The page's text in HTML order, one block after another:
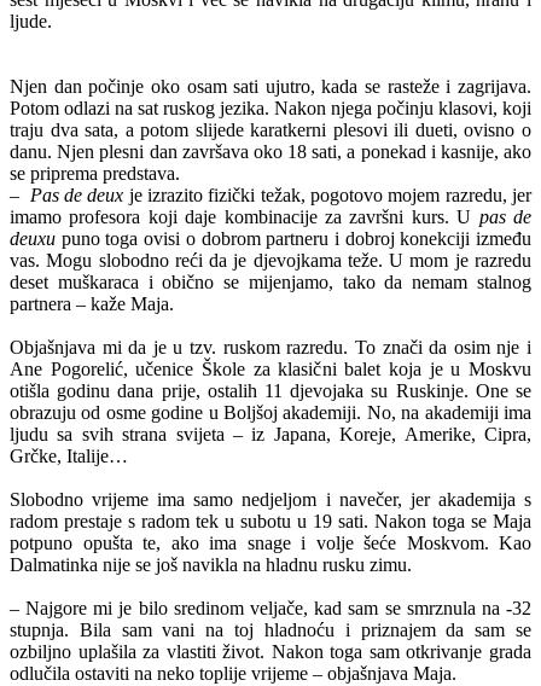
ljude.
Njen dan počinje oko osam sati ujutro, kada se rasteže i zagrijava.
Potom odlazi na sat ruskog jezika. Nakon njega počinju klasovi, koji
traju dva sata, a potom slijede karatkerni plesovi ili dueti, ovisno o
danu. Njen plesni dan završava oko 18 sati, a ponekad i kasnije, ako
se priprema predstava.
– Pas de deux je izrazito fizički težak, pogotovo mojem razredu, jer
imamo profesora koji daje kombinacije za završni kurs. U pas de
deuxu puno toga ovisi o dobrom partneru i dobroj konekciji između
vas. Mogu slobodno reći da je djevojkama teže. U mom je razredu
deset muškaraca i obično se mijenjamo, tako da nemam stalnog
partnera – kaže Maja.
Objašnjava mi da je u tzv. ruskom razredu. To znači da osim nje i
Ane Pogorelić, učenice Škole za klasični balet koja je u Moskvu
otišla godinu dana prije, ostalih 11 djevojaka su Ruskinje. One se
obrazuju od osme godine u Boljšoj akademiji. No, na akademiji ima
ljudu sa svih strana svijeta – iz Japana, Koreje, Amerike, Cipra,
Grčke, Italije…
Slobodno vrijeme ima samo nedjeljom i navečer, jer akademija s
radom prestaje s radom tek u subotu u 19 sati. Nakon toga se Maja
potpuno opušta te, ako ima snage i volje šeće Moskvom. Kao
Dalmatinka nije se još navikla na hladnu rusku zimu.
– Najgore mi je bilo sredinom veljače, kad sam se smrznula na -32
stupnja. Bila sam vani na toj hladnoću i priznajem da sam se
ozbiljno uplašila za vlastiti život. Nakon toga sam otkrivanje grada
odlučila ostaviti na neko toplije vrijeme – objašnjava Maja.